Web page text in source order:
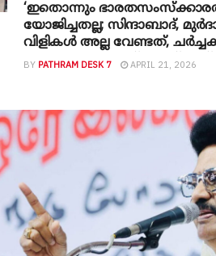
‘ഇതൊന്നും
യോജിച്ചതല്ല; സിന്ദാബാദ്,
വിളികള്‍ അല്ല വേണ്ടത്,
സംവാദങ്ങളുമാണ്‘:
BY PATHRAM DESK 7 APRIL 21, 2026